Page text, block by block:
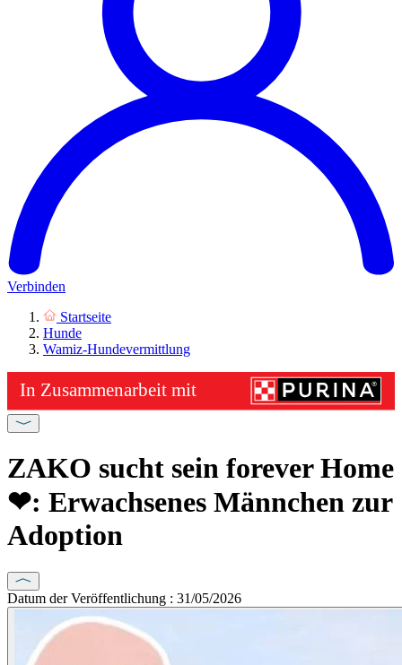
Verbinden
Startseite
Hunde
Wamiz-Hundevermittlung
ZAKO sucht sein forever Home
❤: Erwachsenes Männchen zur
Adoption
Datum der Veröffentlichung : 31/05/2026